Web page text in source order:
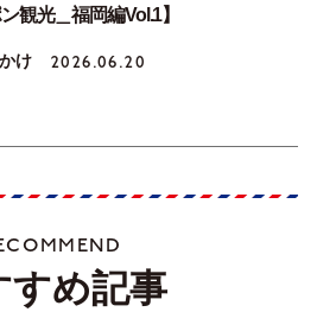
観光＿福岡編Vol.1】
け 2026.06.20
すめ記事